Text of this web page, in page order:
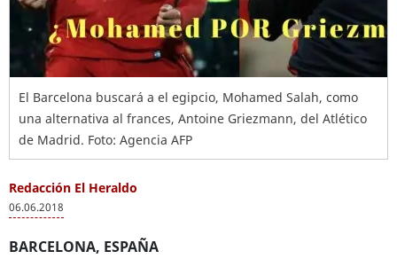
El Barcelona buscará a el egipcio, Mohamed Salah, como
una alternativa al frances, Antoine Griezmann, del Atlético
de Madrid. Foto: Agencia AFP
Redacción El Heraldo
06.06.2018
BARCELONA, ESPAÑA